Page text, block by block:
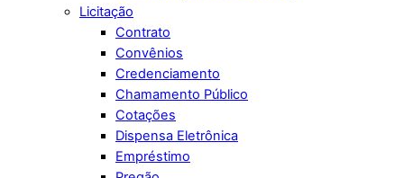
Licitação
Contrato
Convênios
Credenciamento
Chamamento Público
Cotações
Dispensa Eletrônica
Empréstimo